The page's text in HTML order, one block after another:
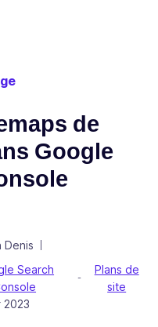
de
Google
Denis
Search
-
Plans de
site
2023